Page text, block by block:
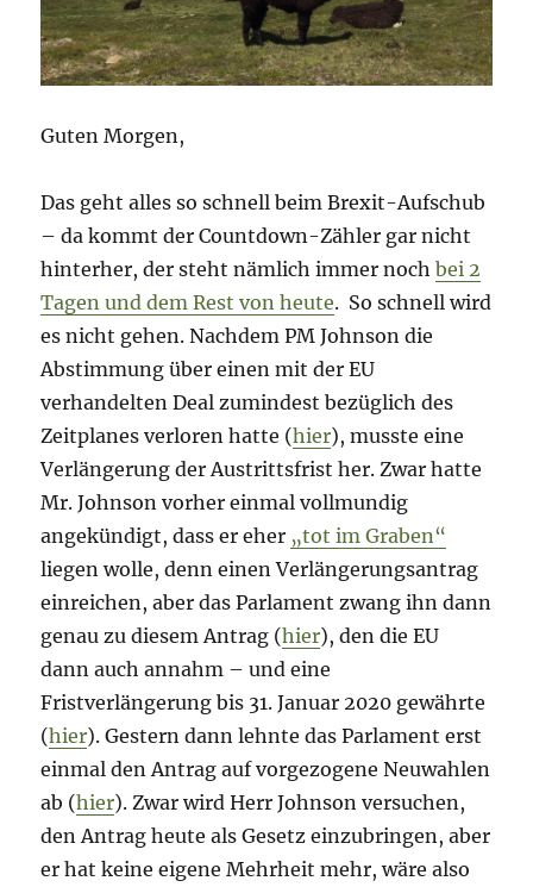
Guten Morgen,
Das geht alles so schnell beim Brexit-Aufschub
– da kommt der Countdown-Zähler gar nicht
hinterher, der steht nämlich immer nochbei 2
Tagen und dem Rest von heute. So schnell wird
es nicht gehen. Nachdem PM Johnson die
Abstimmung über einen mit der EU
verhandelten Deal zumindest bezüglich des
Zeitplanes verloren hatte (hier), musste eine
Verlängerung der Austrittsfrist her. Zwar hatte
Mr. Johnson vorher einmal vollmundig
angekündigt, dass er eher „tot im Graben“
liegen wolle, denn einen Verlängerungsantrag
einreichen, aber das Parlament zwang ihn dann
genau zu diesem Antrag (hier), den die EU
dann auch annahm – und eine
Fristverlängerung bis 31. Januar 2020 gewährte
(hier). Gestern dann lehnte das Parlament erst
einmal den Antrag auf vorgezogene Neuwahlen
ab (hier). Zwar wird Herr Johnson versuchen,
den Antrag heute als Gesetz einzubringen, aber
er hat keine eigene Mehrheit mehr, wäre also